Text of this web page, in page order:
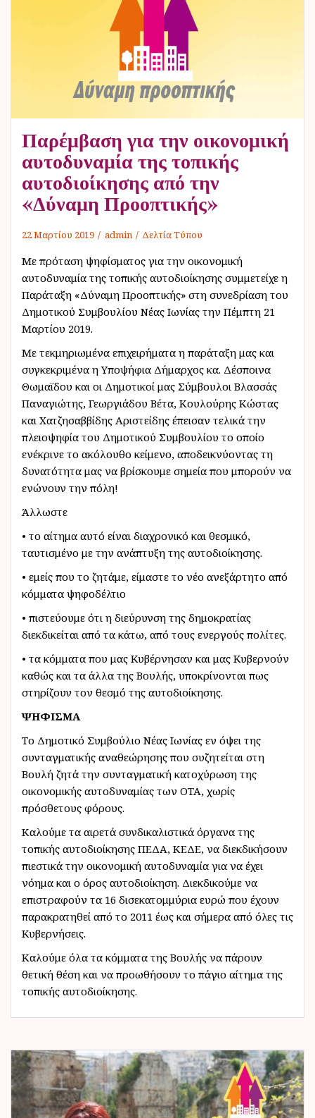
Παρέμβαση για την οικονομική
αυτοδυναμία της τοπικής
αυτοδιοίκησης από την
«Δύναμη Προοπτικής»
22 Μαρτίου 2019 admin Δελτία Τύπου
Με πρόταση ψηφίσματος για την οικονομική
αυτοδυναμία της τοπικής αυτοδιοίκησης συμμετείχε η
Παράταξη «Δύναμη Προοπτικής» στη συνεδρίαση του
Δημοτικού Συμβουλίου Νέας Ιωνίας την Πέμπτη 21
Μαρτίου 2019.
Με τεκμηριωμένα επιχειρήματα η παράταξη μας και
συγκεκριμένα η Υποψήφια Δήμαρχος κα. Δέσποινα
Θωμαϊδου και οι Δημοτικοί μας Σύμβουλοι Βλασσάς
Παναγιώτης, Γεωργιάδου Βέτα, Κουλούρης Κώστας
και Χατζησαββίδης Αριστείδης έπεισαν τελικά την
πλειοψηφία του Δημοτικού Συμβουλίου το οποίο
ενέκρινε το ακόλουθο κείμενο, αποδεικνύοντας τη
δυνατότητα μας να βρίσκουμε σημεία που μπορούν να
ενώνουν την πόλη!
Άλλωστε
• το αίτημα αυτό είναι διαχρονικό και θεσμικό,
ταυτισμένο με την ανάπτυξη της αυτοδιοίκησης.
• εμείς που το ζητάμε, είμαστε το νέο ανεξάρτητο από
κόμματα ψηφοδέλτιο
• πιστεύουμε ότι η διεύρυνση της δημοκρατίας
διεκδικείται από τα κάτω, από τους ενεργούς πολίτες.
• τα κόμματα που μας Κυβέρνησαν και μας Κυβερνούν
καθώς και τα άλλα της Βουλής, υποκρίνονται πως
στηρίζουν τον θεσμό της αυτοδιοίκησης.
ΨΗΦΙΣΜΑ
Το Δημοτικό Συμβούλιο Νέας Ιωνίας εν όψει της
συνταγματικής αναθεώρησης που συζητείται στη
Βουλή ζητά την συνταγματική κατοχύρωση της
οικονομικής αυτοδυναμίας των ΟΤΑ, χωρίς
πρόσθετους φόρους.
Καλούμε τα αιρετά συνδικαλιστικά όργανα της
τοπικής αυτοδιοίκησης ΠΕΔΑ, ΚΕΔΕ, να διεκδικήσουν
πιεστικά την οικονομική αυτοδυναμία για να έχει
νόημα και ο όρος αυτοδιοίκηση. Διεκδικούμε να
επιστραφούν τα 16 δισεκατομμύρια ευρώ που έχουν
παρακρατηθεί από το 2011 έως και σήμερα από όλες τις
Κυβερνήσεις.
Καλούμε όλα τα κόμματα της Βουλής να πάρουν
θετική θέση και να προωθήσουν το πάγιο αίτημα της
τοπικής αυτοδιοίκησης.